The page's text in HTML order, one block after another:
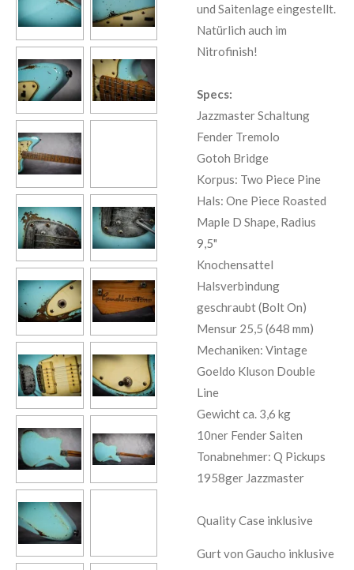
und Saitenlage eingestellt.
Natürlich auch im
Nitrofinish!
Specs:
Jazzmaster Schaltung
Fender Tremolo
Gotoh Bridge
Korpus: Two Piece Pine
Hals: One Piece Roasted
Maple D Shape, Radius
9,5"
Knochensattel
Halsverbindung
geschraubt (Bolt On)
Mensur 25,5 (648 mm)
Mechaniken: Vintage
Goeldo Kluson Double
Line
Gewicht ca. 3,6 kg
10ner Fender Saiten
Tonabnehmer: Q Pickups
1958ger Jazzmaster
Quality Case inklusive
Gurt von Gaucho inklusive